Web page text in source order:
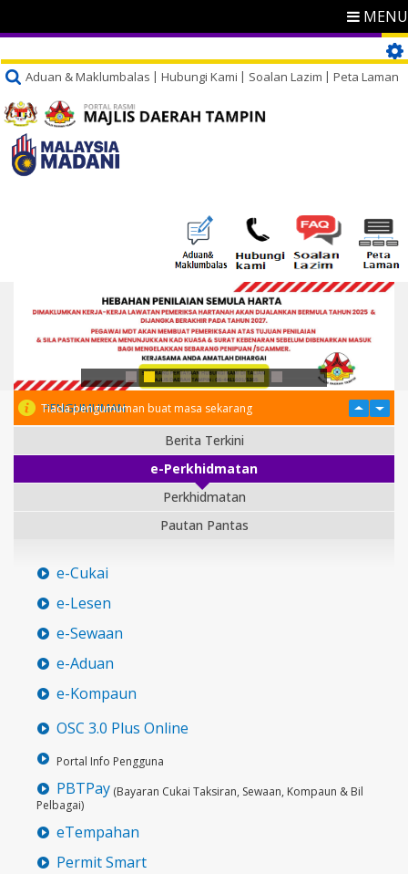
MENU
Aduan & Maklumbalas Hubungi Kami Soalan Lazim Peta Laman
PENGUMUMAN
Tiada pengumuman buat masa sekarang
Berita Terkini
e-Perkhidmatan
Perkhidmatan
Pautan Pantas
e-Cukai
e-Lesen
e-Sewaan
e-Aduan
e-Kompaun
OSC 3.0 Plus Online
Portal Info Pengguna
PBTPay (Bayaran Cukai Taksiran, Sewaan, Kompaun & Bil
Pelbagai)
eTempahan
Permit Smart